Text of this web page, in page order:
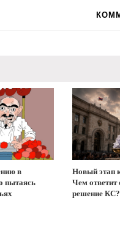
в
пытаясь
Новый этап
Чем ответит
решение КС?